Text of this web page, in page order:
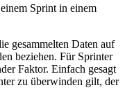
Sprint in einem
gesammelten Daten auf
beziehen. Für Sprinter
Faktor. Einfach gesagt
zu überwinden gilt, der